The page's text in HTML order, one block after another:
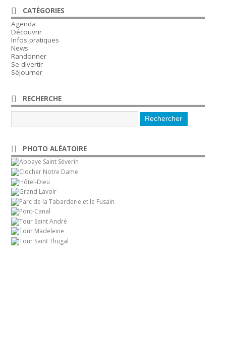
CATÉGORIES
Agenda
Découvrir
Infos pratiques
News
Randonner
Se divertir
Séjourner
RECHERCHE
PHOTO ALÉATOIRE